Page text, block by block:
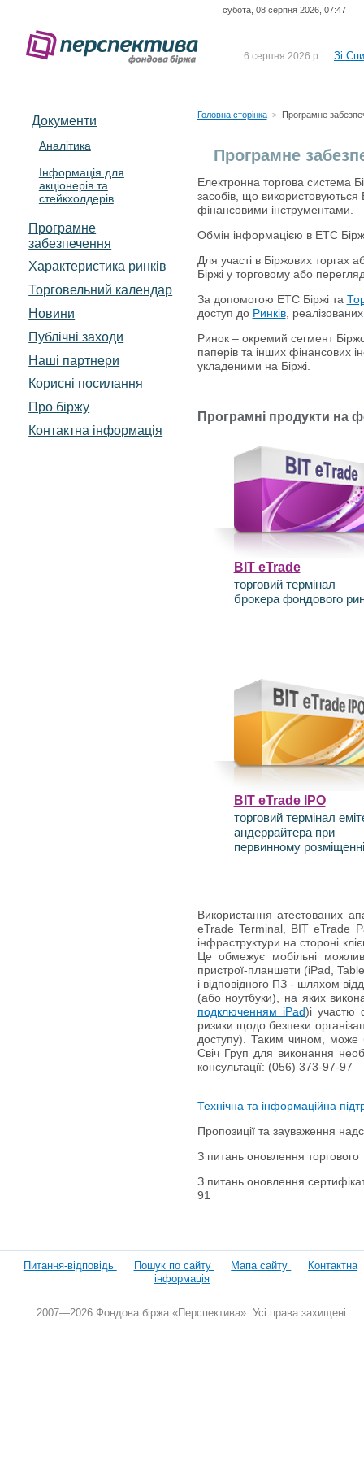
субота, 08 серпня 2026, 07:47
6 серпня 2026 р. Зі
5 серпня 2026 р.
Зі
відсоткова електронна
6 серпня 2026 р. Зі
Документи
Аналітика
Інформація для
акціонерів та
стейкхолдерів
Програмне
забезпечення
Характеристика pинків
Торговельний календар
Новини
Публічні заходи
Наші партнери
Корисні посилання
Про біржу
Контактна інформація
Головна сторінка > Програмне
Програмне
Електронна торгова система
засобів, що
фінансовими інструментами.
Обмін інформацією в ЕТС
Для участі в Біржових торгах
Біржі у торговому або
За допомогою ЕТС Біржі та
доступ до Ринків,
Ринок – окремий сегмент
паперів та інших фінансових
укладеними на Біржі.
Програмні продукти на
BIT eTrade
торговий термінал
брокера фондового
BIT eTrade IPO
торговий термінал
андеррайтера при
первинному розміщенні
Використання атестованих
eTrade Terminal, BIT eTrade
інфраструктури на стороні
Це обмежує мобільні
пристрої-планшети (iPad,
і відповідного ПЗ - шляхом
(або ноутбуки), на яких
подключенням iPad)і участю
ризики щодо безпеки
доступу). Таким чином, може
Свіч Груп для виконання
консультації: (056) 373-97-97
Технічна та інформаційна
Пропозиції та зауваження
З питань оновлення
З питань оновлення
91
Питання-відповідь Пошук по сайту Мапа сайту
Контактна
інформація
2007—2026 Фондова біржа «Перспектива». Усі права захищені.